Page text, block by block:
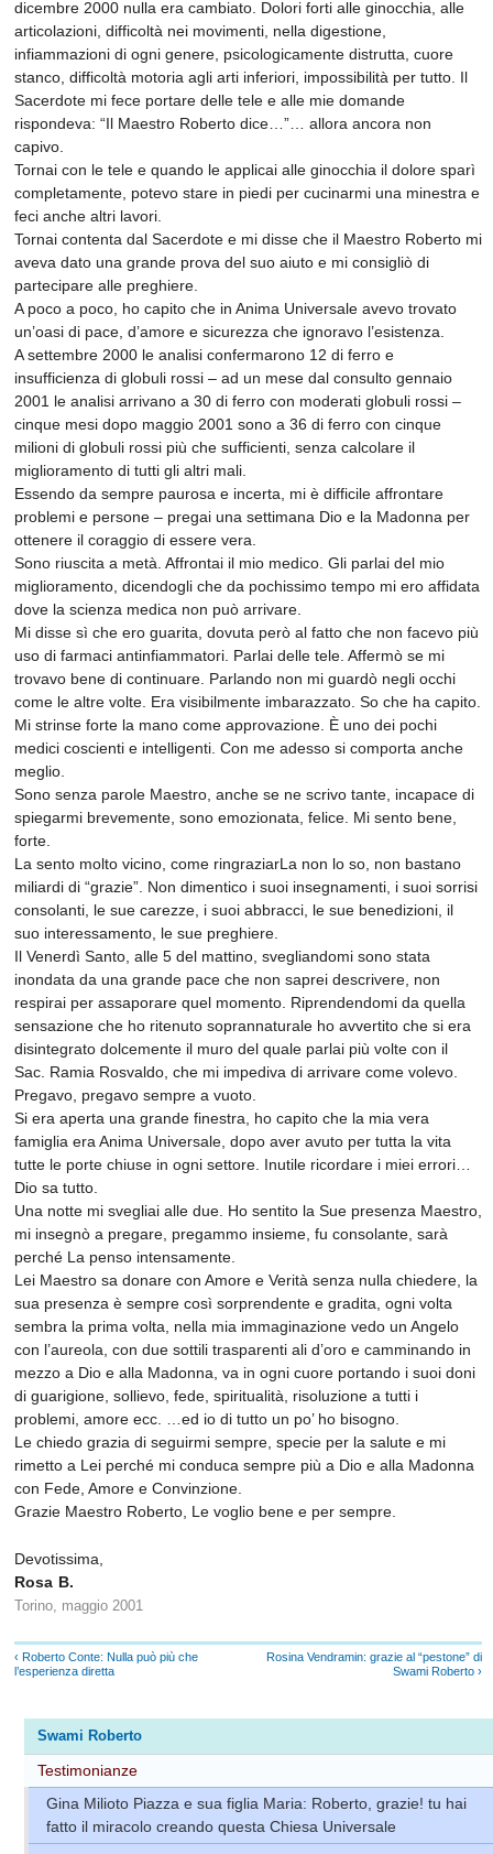
dicembre 2000 nulla era cambiato. Dolori forti alle ginocchia, alle
articolazioni, difficoltà nei movimenti, nella digestione,
infiammazioni di ogni genere, psicologicamente distrutta, cuore
stanco, difficoltà motoria agli arti inferiori, impossibilità per tutto. Il
Sacerdote mi fece portare delle tele e alle mie domande
rispondeva: “Il Maestro Roberto dice…”… allora ancora non
capivo.
Tornai con le tele e quando le applicai alle ginocchia il dolore sparì
completamente, potevo stare in piedi per cucinarmi una minestra e
feci anche altri lavori.
Tornai contenta dal Sacerdote e mi disse che il Maestro Roberto mi
aveva dato una grande prova del suo aiuto e mi consigliò di
partecipare alle preghiere.
A poco a poco, ho capito che in Anima Universale avevo trovato
un’oasi di pace, d’amore e sicurezza che ignoravo l’esistenza.
A settembre 2000 le analisi confermarono 12 di ferro e
insufficienza di globuli rossi – ad un mese dal consulto gennaio
2001 le analisi arrivano a 30 di ferro con moderati globuli rossi –
cinque mesi dopo maggio 2001 sono a 36 di ferro con cinque
milioni di globuli rossi più che sufficienti, senza calcolare il
miglioramento di tutti gli altri mali.
Essendo da sempre paurosa e incerta, mi è difficile affrontare
problemi e persone – pregai una settimana Dio e la Madonna per
ottenere il coraggio di essere vera.
Sono riuscita a metà. Affrontai il mio medico. Gli parlai del mio
miglioramento, dicendogli che da pochissimo tempo mi ero affidata
dove la scienza medica non può arrivare.
Mi disse sì che ero guarita, dovuta però al fatto che non facevo più
uso di farmaci antinfiammatori. Parlai delle tele. Affermò se mi
trovavo bene di continuare. Parlando non mi guardò negli occhi
come le altre volte. Era visibilmente imbarazzato. So che ha capito.
Mi strinse forte la mano come approvazione. È uno dei pochi
medici coscienti e intelligenti. Con me adesso si comporta anche
meglio.
Sono senza parole Maestro, anche se ne scrivo tante, incapace di
spiegarmi brevemente, sono emozionata, felice. Mi sento bene,
forte.
La sento molto vicino, come ringraziarLa non lo so, non bastano
miliardi di “grazie”. Non dimentico i suoi insegnamenti, i suoi sorrisi
consolanti, le sue carezze, i suoi abbracci, le sue benedizioni, il
suo interessamento, le sue preghiere.
Il Venerdì Santo, alle 5 del mattino, svegliandomi sono stata
inondata da una grande pace che non saprei descrivere, non
respirai per assaporare quel momento. Riprendendomi da quella
sensazione che ho ritenuto soprannaturale ho avvertito che si era
disintegrato dolcemente il muro del quale parlai più volte con il
Sac. Ramia Rosvaldo, che mi impediva di arrivare come volevo.
Pregavo, pregavo sempre a vuoto.
Si era aperta una grande finestra, ho capito che la mia vera
famiglia era Anima Universale, dopo aver avuto per tutta la vita
tutte le porte chiuse in ogni settore. Inutile ricordare i miei errori…
Dio sa tutto.
Una notte mi svegliai alle due. Ho sentito la Sue presenza Maestro,
mi insegnò a pregare, pregammo insieme, fu consolante, sarà
perché La penso intensamente.
Lei Maestro sa donare con Amore e Verità senza nulla chiedere, la
sua presenza è sempre così sorprendente e gradita, ogni volta
sembra la prima volta, nella mia immaginazione vedo un Angelo
con l’aureola, con due sottili trasparenti ali d’oro e camminando in
mezzo a Dio e alla Madonna, va in ogni cuore portando i suoi doni
di guarigione, sollievo, fede, spiritualità, risoluzione a tutti i
problemi, amore ecc. …ed io di tutto un po’ ho bisogno.
Le chiedo grazia di seguirmi sempre, specie per la salute e mi
rimetto a Lei perché mi conduca sempre più a Dio e alla Madonna
con Fede, Amore e Convinzione.
Grazie Maestro Roberto, Le voglio bene e per sempre.
Devotissima,
Rosa B.
Torino, maggio 2001
‹ Roberto Conte: Nulla può più che
l’esperienza diretta
Rosina Vendramin: grazie al “pestone” di
Swami Roberto ›
Swami Roberto
Testimonianze
Gina Milioto Piazza e sua figlia Maria: Roberto, grazie! tu hai
fatto il miracolo creando questa Chiesa Universale